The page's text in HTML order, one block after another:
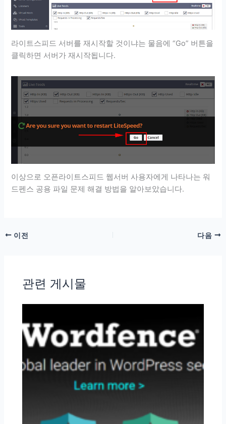
라이트스피드 서버를 재시작할 것이냐는 물음에 “Go” 버튼을
클릭하면 서버가 재시작됩니다.
이상으로 오픈라이트스피드 웹서버 사용자에게 나타나는 워
드펜스 공용 파일 문제 해결 방법을 알아보았습니다.
이전 다음
관련 게시물